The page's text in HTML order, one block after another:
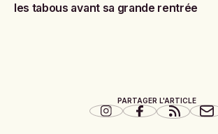
les tabous avant sa grande rentrée
PARTAGER L'ARTICLE